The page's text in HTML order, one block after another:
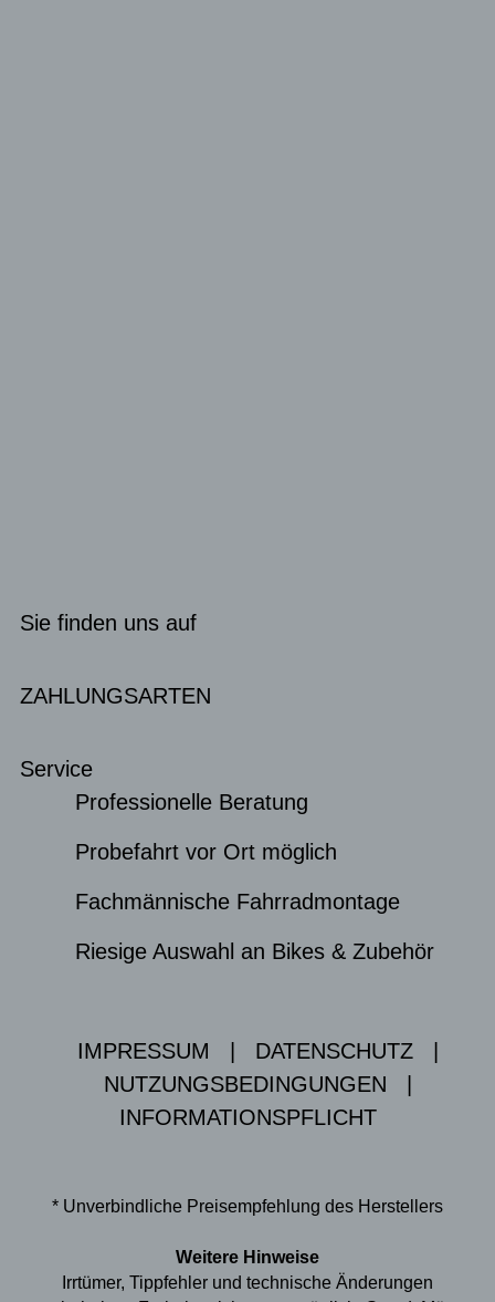
Sie finden uns auf
ZAHLUNGSARTEN
Service
Professionelle Beratung
Probefahrt vor Ort möglich
Fachmännische Fahrradmontage
Riesige Auswahl an Bikes & Zubehör
IMPRESSUM DATENSCHUTZ
NUTZUNGSBEDINGUNGEN
INFORMATIONSPFLICHT
* Unverbindliche Preisempfehlung des Herstellers
Weitere Hinweise
Irrtümer, Tippfehler und technische Änderungen